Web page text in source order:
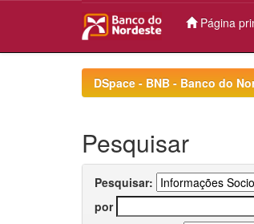
Página
DSpace - BNB - Banco do
Pesquisar
Pesquisar:
por